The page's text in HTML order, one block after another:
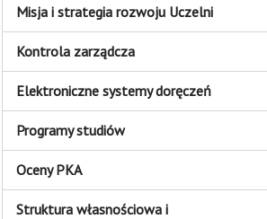
Misja i strategia rozwoju Uczelni
Kontrola zarządcza
Elektroniczne systemy doręczeń
Programy studiów
Oceny PKA
Struktura własnościowa i